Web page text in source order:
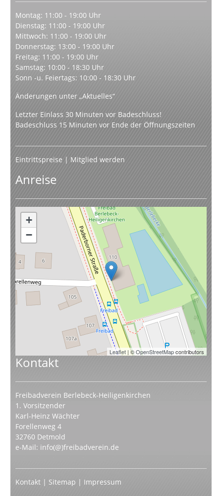
Montag: 11:00 - 19:00 Uhr
Dienstag: 11:00 - 19:00 Uhr
Mittwoch: 11:00 - 19:00 Uhr
Donnerstag: 13:00 - 19:00 Uhr
Freitag: 11:00 - 19:00 Uhr
Samstag: 10:00 - 18:30 Uhr
Sonn -u. Feiertags: 10:00 - 18:30 Uhr
Änderungen unter „Aktuelles“
Letzter Einlass 30 Minuten vor Badeschluss!
Badeschluss 15 Minuten vor Ende der Öffnungszeiten
Eintrittspreise | Mitglied werden
Anreise
+
−
Leaflet | ©OpenStreetMapcontributors
Kontakt
Freibadverein Berlebeck-Heiligenkirchen
1. Vorsitzender
Karl-Heinz Wächter
Forellenweg 4
32760 Detmold
e-Mail: info(@)freibadverein.de
Kontakt | Sitemap | Impressum